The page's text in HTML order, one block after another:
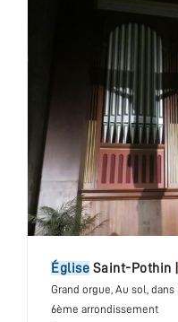
église Saint-Pothin
Grand orgue, Au sol,
6ème arrondissement